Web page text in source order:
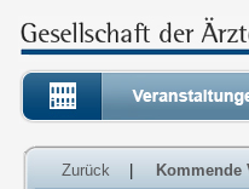
Zurück Kommende